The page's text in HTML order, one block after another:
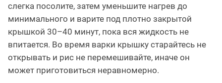
слегка посолите, затем уменьшите нагрев до
минимального и варите под плотно закрытой
крышкой 30–40 минут, пока вся жидкость не
впитается. Во время варки крышку старайтесь не
открывать и рис не перемешивайте, иначе он
может приготовиться неравномерно.